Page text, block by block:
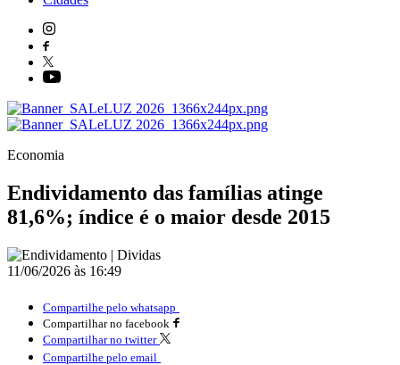
Economia
Endividamento das famílias atinge
81,6%; índice é o maior desde 2015
11/06/2026 às 16:49
Compartilhe pelo whatsapp
Compartilhar no facebook
Compartilhar no twitter
Compartilhe pelo email